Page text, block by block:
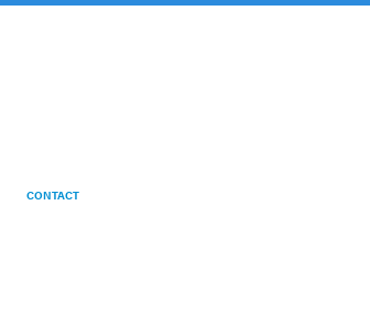
CONTACT